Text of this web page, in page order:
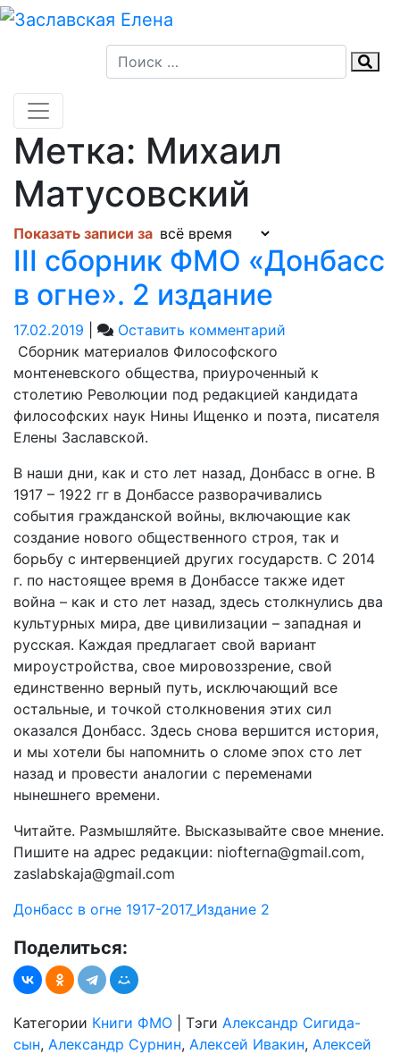
Skip
Метка: Михаил
Матусовский
Показать записи за
III сборник ФМО «Донбасс
в огне». 2 издание
17.02.2019 Оставить комментарий
сборник
ФМО
«Донбасс
2
издание
Сборник материалов Философского
монтеневского общества, приуроченный к
столетию Революции под редакцией кандидата
философских наук Нины Ищенко и поэта, писателя
Елены Заславской.
В наши дни, как и сто лет назад, Донбасс в огне. В
1917 – 1922 гг в Донбассе разворачивались
события гражданской войны, включающие как
создание нового общественного строя, так и
борьбу с интервенцией других государств. С 2014
г. по настоящее время в Донбассе также идет
война – как и сто лет назад, здесь столкнулись два
культурных мира, две цивилизации – западная и
русская. Каждая предлагает свой вариант
мироустройства, свое мировоззрение, свой
единственно верный путь, исключающий все
остальные, и точкой столкновения этих сил
оказался Донбасс. Здесь снова вершится история,
и мы хотели бы напомнить о сломе эпох сто лет
назад и провести аналогии с переменами
нынешнего времени.
Читайте. Размышляйте. Высказывайте свое мнение.
Пишите на адрес редакции: niofterna@gmail.com,
zaslabskaja@gmail.com
Донбасс в огне 1917-2017_Издание 2
Поделиться:
Категории Книги ФМО Тэги Александр Сигида-
сын, Александр Сурнин, Алексей Ивакин, Алексей